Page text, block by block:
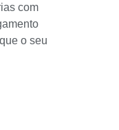
com
o seu